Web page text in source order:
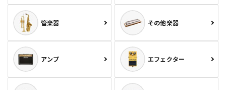
管楽器 その他楽器
アンプ エフェクター